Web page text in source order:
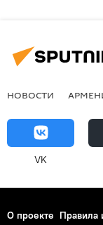
НОВОСТИ
VK
О проекте Правила